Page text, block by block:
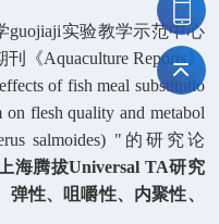
guojiaji实验教学示范中心
《Aquaculture Reports》
of fish meal substitutio
flesh quality and metabol
salmoides) "的研究论
海腾拔Universal TA研究
性、咀嚼性、内聚性、